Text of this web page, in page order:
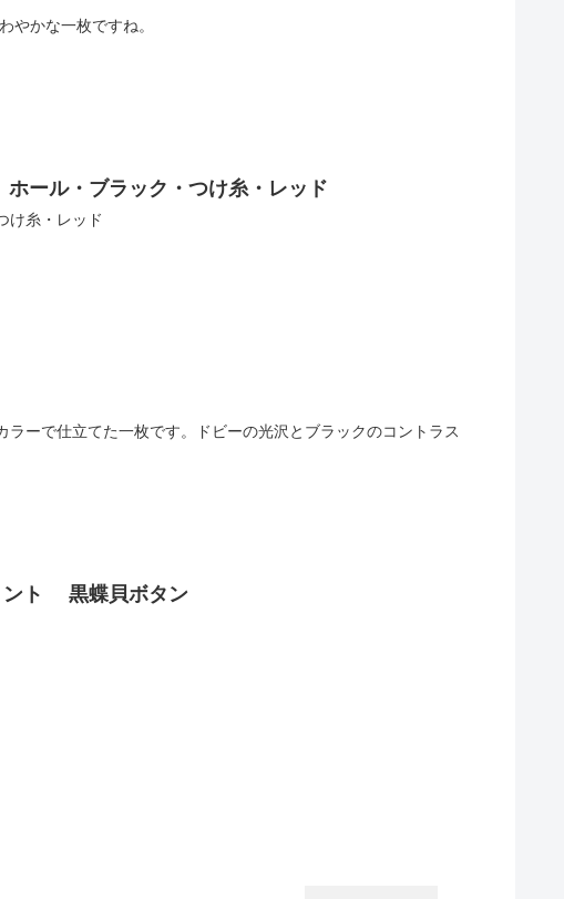
やかな一枚ですね。
ル・ブラック・つけ糸・レッド
糸・レッド
ーで仕立てた一枚です。ドビーの光沢とブラックのコントラス
ト 黒蝶貝ボタン